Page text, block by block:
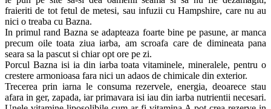
fraieriti de tot fetul de metesi, sau infuzii cu Hampshire, care nu au
nici o treaba cu Bazna.
In primul rand Bazna se adapteaza foarte bine pe pasune, ar manca
precum oile toata ziua iarba, am scroafa care de dimineata pana
seara sa la pascut si chiar opt ore pe zi.
Porcul Bazna isi ia din iarba toata vitaminele, mineralele, pentru o
crestere armonioasa fara nici un adaos de chimicale din exterior.
Trecerea prin iarna le consuma rezervele, energia, deoarece stau
afara in ger, zapada, iar primavara isi iau din iarba nutrientii necesari.